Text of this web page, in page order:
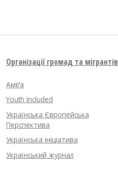
Організації громад та мігрантів
Аміґа
Youth Included
Українська Європейська
Перспектива
Українська ініціатива
Український журнал